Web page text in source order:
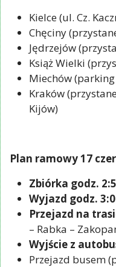
Kielce (ul. Cz.
Chęciny
Jędrzejów
Książ Wielki
Miechów
Kraków
Kijów)
Plan ramowy 17
Zbiórka godz.
Wyjazd godz.
Przejazd na
– Rabka –
Wyjście z
Przejazd busem